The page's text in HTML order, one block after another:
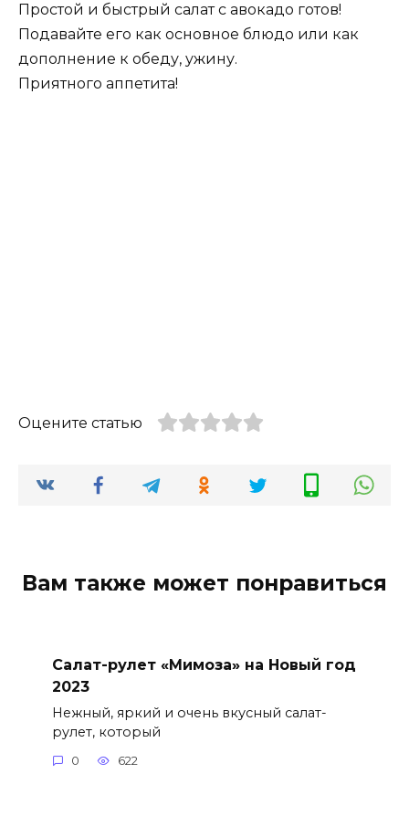
Простой и быстрый салат с авокадо готов!
Подавайте его как основное блюдо или как
дополнение к обеду, ужину.
Приятного аппетита!
Оцените статью
Вам также может понравиться
Салат-рулет «Мимоза» на Новый год
2023
Нежный, яркий и очень вкусный салат-
рулет, который
0 622